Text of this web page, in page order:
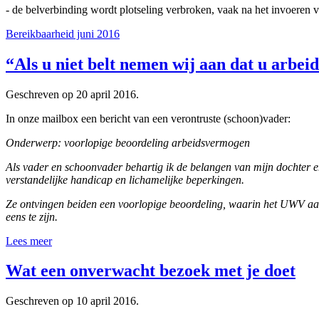
- de belverbinding wordt plotseling verbroken, vaak na het invoeren
Bereikbaarheid juni 2016
“Als u niet belt nemen wij aan dat u
Geschreven op 20 april 2016.
In onze mailbox een bericht van een verontruste (schoon)vader:
Onderwerp: voorlopige beoordeling arbeidsvermogen
Als vader en schoonvader behartig ik de belangen van mijn dochter
verstandelijke handicap en lichamelijke beperkingen.
Ze ontvingen beiden een voorlopige beoordeling, waarin het UWV
eens te zijn.
Lees meer
Wat een onverwacht bezoek met je doet
Geschreven op 10 april 2016.